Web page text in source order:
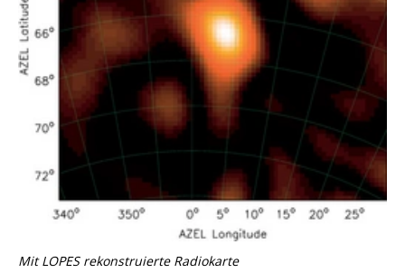
Mit LOPES rekonstruierte Radiokarte